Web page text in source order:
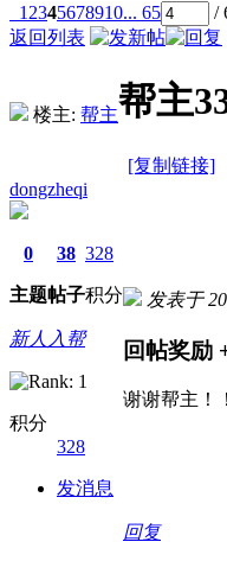
1 2345678910... 65 /
返回列表
楼主: 帮主帮主
[复制链接]
dongzheqi
0
主题
38
帖子
328
积分
新人入帮
积分
328
发消息
发表于
回帖奖励
谢谢帮主！！
回复